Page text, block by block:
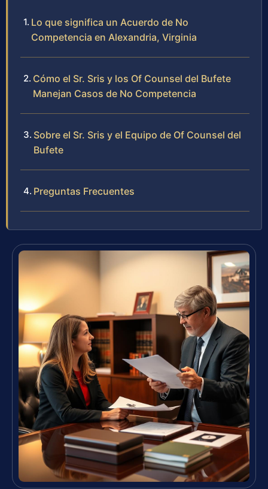
Lo que significa un Acuerdo de No
Competencia en Alexandria, Virginia
Cómo el Sr. Sris y los Of Counsel del Bufete
Manejan Casos de No Competencia
Sobre el Sr. Sris y el Equipo de Of Counsel del
Bufete
Preguntas Frecuentes